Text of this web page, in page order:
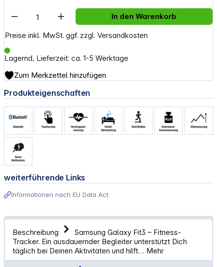
Preise inkl. MwSt. ggf. zzgl. Versandkosten
Lagernd, Lieferzeit: ca. 1-5 Werktage
Artikel Anzahl: Gib den gewünschten
In den Warenkorb
Zum Merkzettel hinzufügen
Produkteigenschaften
weiterführende Links
Informationen nach EU Data Act
Beschreibung
Samsung Galaxy Fit3 – Fitness-
Tracker. Ein ausdauernder Begleiter unterstützt Dich
täglich bei Deinen Aktivitäten und hilft… Mehr